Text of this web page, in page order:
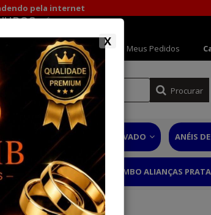
pela internet
✅
Minha Conta Meus Pedidos
Procurar
PRATA ANÉIS DE NOIVADO ANÉIS
OURO SOLITÁRIO COMBO ALIANÇAS
X